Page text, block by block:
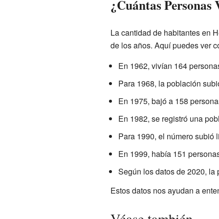
¿Cuántas Personas
La cantidad de habitantes en
de los años. Aquí puedes ver
En 1962, vivían 164
Para 1968, la población
En 1975, bajó a 158
En 1982, se registró una
Para 1990, el número subió
En 1999, había 151
Según los datos de 2020,
Estos datos nos ayudan a